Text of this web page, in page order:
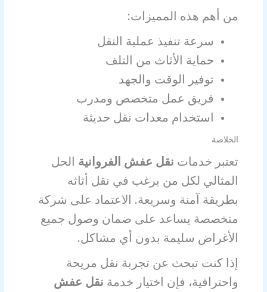
من أهم هذه المميزات:
سرعة تنفيذ عملية النقل
حماية الأثاث من التلف
توفير الوقت والجهد
فريق عمل متخصص ومدرب
استخدام معدات نقل حديثة
الخلاصة
تعتبر خدمات نقل عفش الفروانية الحل
المثالي لكل من يرغب في نقل أثاثه
بطريقة آمنة وسريعة. الاعتماد على شركة
متخصصة يساعد على ضمان وصول جميع
الأغراض سليمة بدون أي مشاكل.
إذا كنت تبحث عن تجربة نقل مريحة
واحترافية، فإن اختيار خدمة نقل عفش